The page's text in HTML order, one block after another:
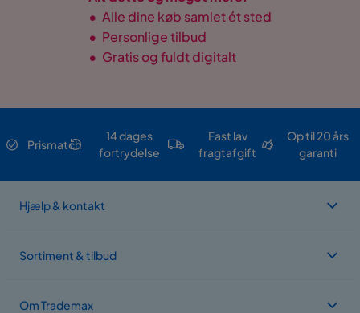
• Alle dine køb samlet ét sted
• Personlige tilbud
• Gratis og fuldt digitalt
Prismatch
14 dages
fortrydelse
Fast lav
fragtafgift
Op til 20 års
garanti
Hjælp & kontakt
Sortiment & tilbud
Om Trademax